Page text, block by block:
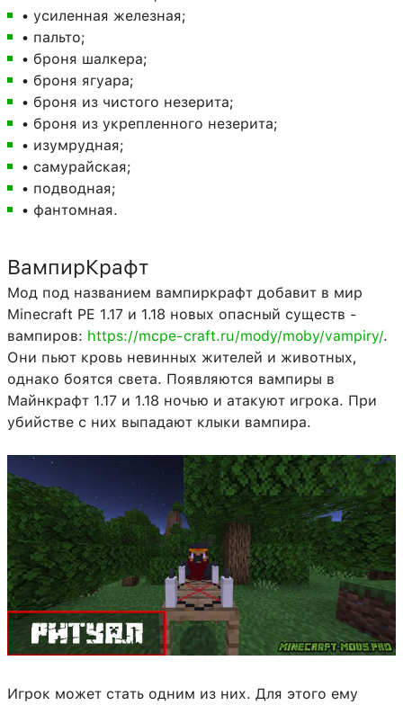
• усиленная железная;
• пальто;
• броня шалкера;
• броня ягуара;
• броня из чистого незерита;
• броня из укрепленного незерита;
• изумрудная;
• самурайская;
• подводная;
• фантомная.
ВампирКрафт
Мод под названием вампиркрафт добавит в мир
Minecraft PE 1.17 и 1.18 новых опасный существ -
вампиров: https://mcpe-craft.ru/mody/moby/vampiry/.
Они пьют кровь невинных жителей и животных,
однако боятся света. Появляются вампиры в
Майнкрафт 1.17 и 1.18 ночью и атакуют игрока. При
убийстве с них выпадают клыки вампира.
Игрок может стать одним из них. Для этого ему